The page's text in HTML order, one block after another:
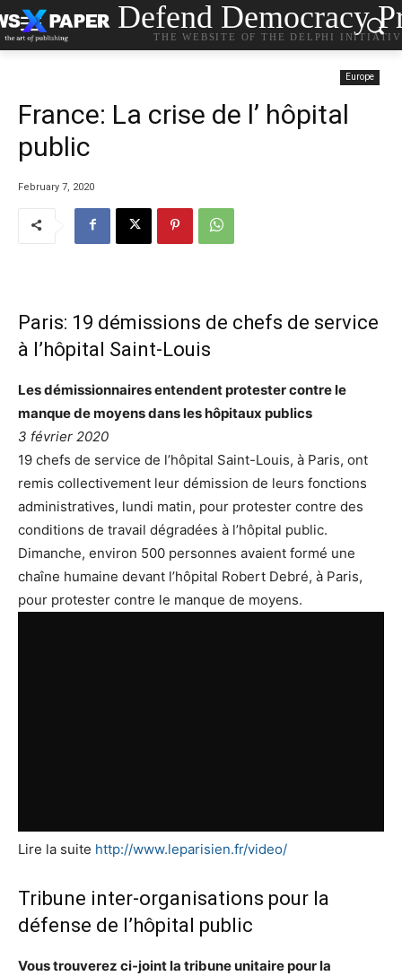
Defend Democracy
THE WEBSITE OF THE DELPHI
Europe
France: La crise de l’ hôpital
public
February 7, 2020
Paris: 19 démissions de chefs de service
à l’hôpital Saint-Louis
Les démissionnaires entendent protester contre le
manque de moyens dans les hôpitaux publics
3 février 2020
19 chefs de service de l’hôpital Saint-Louis, à Paris, ont
remis collectivement leur démission de leurs fonctions
administratives, lundi matin, pour protester contre des
conditions de travail dégradées à l’hôpital public.
Dimanche, environ 500 personnes avaient formé une
chaîne humaine devant l’hôpital Robert Debré, à Paris,
pour protester contre le manque de moyens.
Lire la suite http://www.leparisien.fr/video/
Tribune inter-organisations pour la
défense de l’hôpital public
Vous trouverez ci-joint la tribune unitairepour la